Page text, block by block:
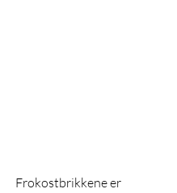
Frokostbrikkene er